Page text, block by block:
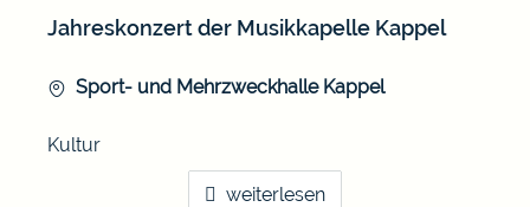
Jahreskonzert der Musikkapelle Kappel
Sport- und Mehrzweckhalle Kappel
Kultur
weiterlesen